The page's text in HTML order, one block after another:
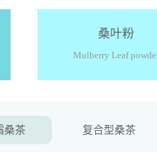
桑叶粉
Mulberry Leaf
桑茶 复合型桑茶